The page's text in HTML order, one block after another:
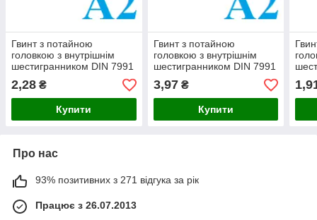
Гвинт з потайною
головкою з внутрішнім
шестигранником DIN 7991
М6×30 нержавіючий А2
(200 шт/уп)
2,28 ₴
Купити
Гвинт з потайною
головкою з внутрішнім
шестигранником DIN 7991
М6×40 нержавіючий А2
(200 шт/уп)
3,97₴
Купити
Про нас
93% позитивних з 271 відгука за рік
Працює з 26.07.2013